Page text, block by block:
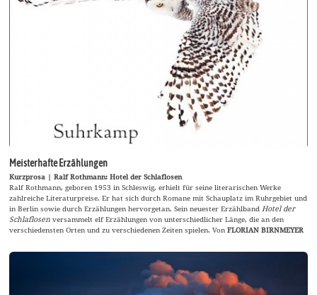
Meisterhafte Erzählungen
Kurzprosa | Ralf Rothmann: Hotel der Schlaflosen
Ralf Rothmann, geboren 1953 in Schleswig, erhielt für seine literarischen Werke
zahlreiche Literaturpreise. Er hat sich durch Romane mit Schauplatz im Ruhrgebiet und
in Berlin sowie durch Erzählungen hervorgetan. Sein neuester ErzählbandHotel der
Schlaflosen versammelt elf Erzählungen von unterschiedlicher Länge, die an den
verschiedensten Orten und zu verschiedenen Zeiten spielen. VonFLORIAN BIRNMEYER